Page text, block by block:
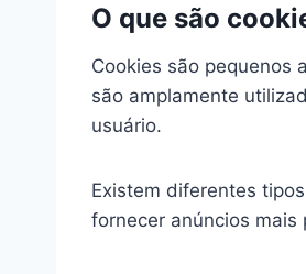
O que são
Cookies são pequenos
são amplamente
usuário.
Existem diferentes
fornecer anúncios mais